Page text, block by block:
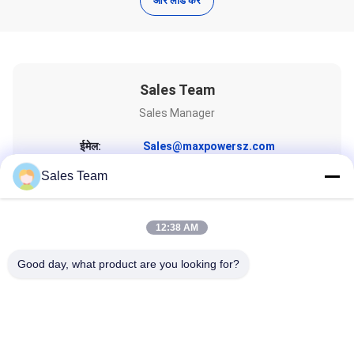
Sales Team
Sales Manager
ईमेल: Sales@maxpowersz.com
टेलीफोन:
Sales Team
12:38 AM
Good day, what product are you looking for?